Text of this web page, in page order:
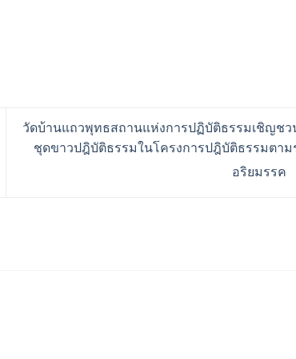
วัดบ้านแถวพุทธสถานแห่งการปฏิบัติธรรมเชิญชว
ชุดขาวปฎิบัติธรรมในโครงการปฎิบัติธรรมตาม
อริยมรรค